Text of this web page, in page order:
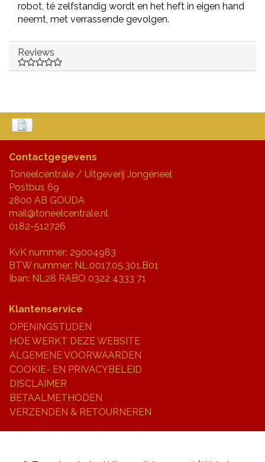
robot, té zelfstandig wordt en het heft in eigen hand
neemt, met verrassende gevolgen.
Reviews
Contactgegevens
Toneelcentrale / Uitgeverij Jongeneel
Postbus 69
2800 AB GOUDA
mail@toneelcentrale.nl
0182-512726
KvK nummer: 29004983
BTW nummer: NL.0017.05.301.B01
Iban: NL28 RABO 0322 4333 71
Klantenservice
OPENINGSTIJDEN
HOE WERKT DEZE WEBSITE
ALGEMENE VOORWAARDEN
COOKIE- EN PRIVACYBELEID
DISCLAIMER
BETAALMETHODEN
VERZENDEN & RETOURNEREN